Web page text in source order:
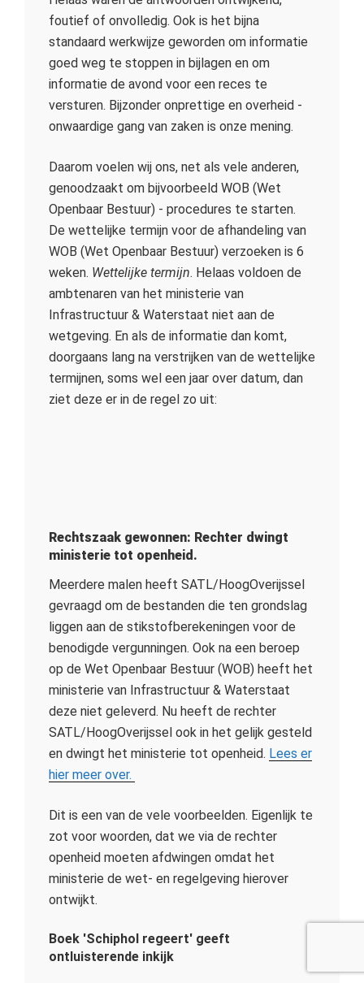
foutief of onvolledig. Ook is het bijna
standaard werkwijze geworden om informatie
goed weg te stoppen in bijlagen en om
informatie de avond voor een reces te
versturen. Bijzonder onprettige en overheid -
onwaardige gang van zaken is onze mening.
Daarom voelen wij ons, net als vele anderen,
genoodzaakt om bijvoorbeeld WOB (Wet
Openbaar Bestuur) - procedures te starten.
De wettelijke termijn voor de afhandeling van
WOB (Wet Openbaar Bestuur) verzoeken is 6
weken. Wettelijke termijn. Helaas voldoen de
ambtenaren van het ministerie van
Infrastructuur & Waterstaat niet aan de
wetgeving. En als de informatie dan komt,
doorgaans lang na verstrijken van de wettelijke
termijnen, soms wel een jaar over datum, dan
ziet deze er in de regel zo uit:
Rechtszaak gewonnen: Rechter dwingt
ministerie tot openheid.
Meerdere malen heeft SATL/HoogOverijssel
gevraagd om de bestanden die ten grondslag
liggen aan de stikstofberekeningen voor de
benodigde vergunningen. Ook na een beroep
op de Wet Openbaar Bestuur (WOB) heeft het
ministerie van Infrastructuur & Waterstaat
deze niet geleverd. Nu heeft de rechter
SATL/HoogOverijssel ook in het gelijk gesteld
en dwingt het ministerie tot openheid. Lees er
hier meer over.
Dit is een van de vele voorbeelden. Eigenlijk te
zot voor woorden, dat we via de rechter
openheid moeten afdwingen omdat het
ministerie de wet- en regelgeving hierover
ontwijkt.
Boek 'Schiphol regeert' geeft
ontluisterende inkijk